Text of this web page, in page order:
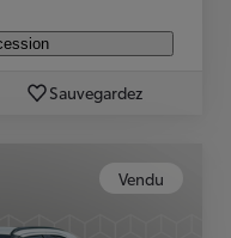
Sauvegardez
Vendu